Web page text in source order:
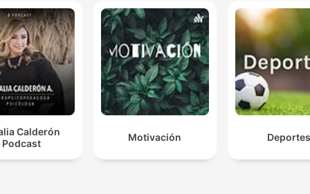
Calderón
Podcast
Motivación Deportes